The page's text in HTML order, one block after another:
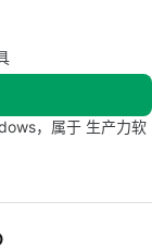
，属于 生产力软